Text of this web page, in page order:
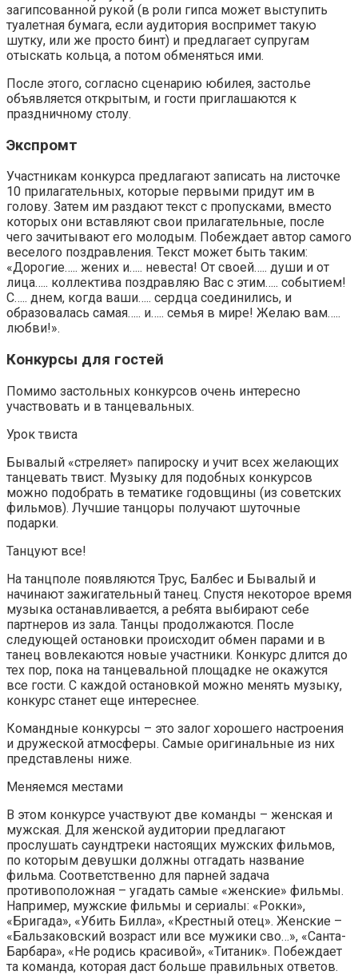
загипсованной рукой (в роли гипса может выступить
туалетная бумага, если аудитория воспримет такую
шутку, или же просто бинт) и предлагает супругам
отыскать кольца, а потом обменяться ими.
После этого, согласно сценарию юбилея, застолье
объявляется открытым, и гости приглашаются к
праздничному столу.
Экспромт
Участникам конкурса предлагают записать на листочке
10 прилагательных, которые первыми придут им в
голову. Затем им раздают текст с пропусками, вместо
которых они вставляют свои прилагательные, после
чего зачитывают его молодым. Побеждает автор самого
веселого поздравления. Текст может быть таким:
«Дорогие….. жених и….. невеста! От своей….. души и от
лица….. коллектива поздравляю Вас с этим….. событием!
С….. днем, когда ваши….. сердца соединились, и
образовалась самая….. и….. семья в мире! Желаю вам…..
любви!».
Конкурсы для гостей
Помимо застольных конкурсов очень интересно
участвовать и в танцевальных.
Урок твиста
Бывалый «стреляет» папироску и учит всех желающих
танцевать твист. Музыку для подобных конкурсов
можно подобрать в тематике годовщины (из советских
фильмов). Лучшие танцоры получают шуточные
подарки.
Танцуют все!
На танцполе появляются Трус, Балбес и Бывалый и
начинают зажигательный танец. Спустя некоторое время
музыка останавливается, а ребята выбирают себе
партнеров из зала. Танцы продолжаются. После
следующей остановки происходит обмен парами и в
танец вовлекаются новые участники. Конкурс длится до
тех пор, пока на танцевальной площадке не окажутся
все гости. С каждой остановкой можно менять музыку,
конкурс станет еще интереснее.
Командные конкурсы – это залог хорошего настроения
и дружеской атмосферы. Самые оригинальные из них
представлены ниже.
Меняемся местами
В этом конкурсе участвуют две команды – женская и
мужская. Для женской аудитории предлагают
прослушать саундтреки настоящих мужских фильмов,
по которым девушки должны отгадать название
фильма. Соответственно для парней задача
противоположная – угадать самые «женские» фильмы.
Например, мужские фильмы и сериалы: «Рокки»,
«Бригада», «Убить Билла», «Крестный отец». Женские –
«Бальзаковский возраст или все мужики сво…», «Санта-
Барбара», «Не родись красивой», «Титаник». Побеждает
та команда, которая даст больше правильных ответов.